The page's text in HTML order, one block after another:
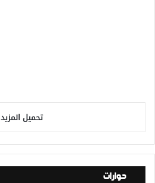
تحميل المزيد
حوارات